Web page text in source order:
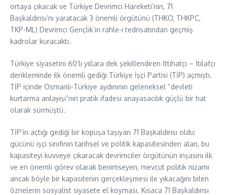
ortaya çıkacak ve Türkiye Devrimci Hareketi’nin, 71
Başkaldırısı’nı yaratacak 3 önemli örgütünü (THKO, THKPC,
TKP-ML) Devrimci Gençlik’in rahle-i tedrisatından geçmiş
kadrolar kuracaktı.
Türkiye siyasetini 60’lı yıllara dek şekillendiren İttihatçı – İtilafçı
denkleminde ilk önemli gediği Türkiye İşçi Partisi (TİP) açmıştı.
TİP içinde Osmanlı-Türkiye aydınının geleneksel “devleti
kurtarma anlayışı”nın pratik ifadesi anayasacılık güçlü bir hat
olarak sürmüştü.
TİP’in açtığı gediği bir kopuşa taşıyan 71 Başkaldırısı oldu:
gücünü işçi sınıfının tarihsel ve politik kapasitesinden alan, bu
kapasiteyi kuvveye çıkaracak devrimciler örgütünün inşasını ilk
ve en önemli görev olarak benimseyen, mevcut politik nizamı
ancak böyle bir kapasitenin gerçekleşmesi ile yıkacağını bilen
öznelerin sosyalist siyasete el koyması. Kısaca 71 Başkaldırısı